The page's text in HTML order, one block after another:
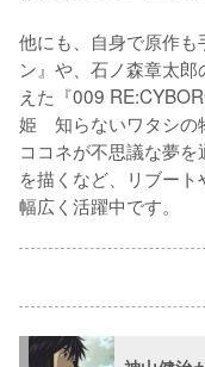
他にも、自身で原作
ン』や、石ノ森章太
えた『009
姫　知らないワタシ
ココネが不思議な夢
を描くなど、リブー
幅広く活躍中です。